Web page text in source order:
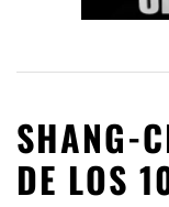
SHANG-
DE LOS